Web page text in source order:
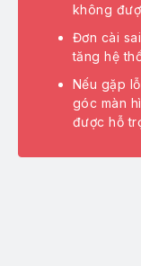
vụ Twitter
vụ Telegram
vụ Shopee
vụ Lazada
vụ Google
không
Đơn cài
tăng hệ
Nếu gặp
góc màn
được hỗ